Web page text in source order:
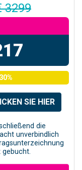
3299
SIE HIER
die
unverbindlich
gebucht.